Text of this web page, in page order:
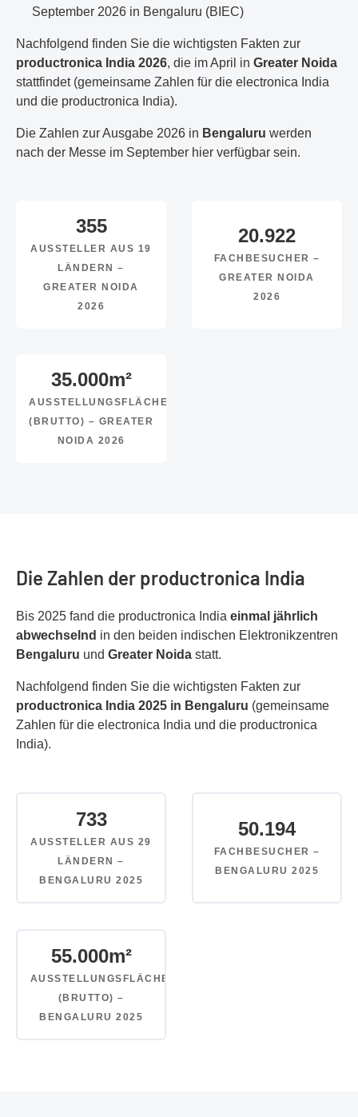
September 2026 in Bengaluru (BIEC)
Nachfolgend finden Sie die wichtigsten Fakten zur
productronica India 2026, die im April in Greater Noida
stattfindet (gemeinsame Zahlen für die electronica India
und die productronica India).
Die Zahlen zur Ausgabe 2026 in Bengaluru werden
nach der Messe im September hier verfügbar sein.
355
AUSSTELLER AUS 19
LÄNDERN –
GREATER NOIDA
2026
20.922
FACHBESUCHER –
GREATER NOIDA
2026
35.000m²
AUSSTELLUNGSFLÄCHE
(BRUTTO) – GREATER
NOIDA 2026
Die Zahlen der productronica India
Bis 2025 fand die productronica India einmal jährlich
abwechselnd in den beiden indischen Elektronikzentren
Bengaluru und Greater Noida statt.
Nachfolgend finden Sie die wichtigsten Fakten zur
productronica India 2025 in Bengaluru (gemeinsame
Zahlen für die electronica India und die productronica
India).
733
AUSSTELLER AUS 29
LÄNDERN –
BENGALURU 2025
50.194
FACHBESUCHER –
BENGALURU 2025
55.000m²
AUSSTELLUNGSFLÄCHE
(BRUTTO) –
BENGALURU 2025